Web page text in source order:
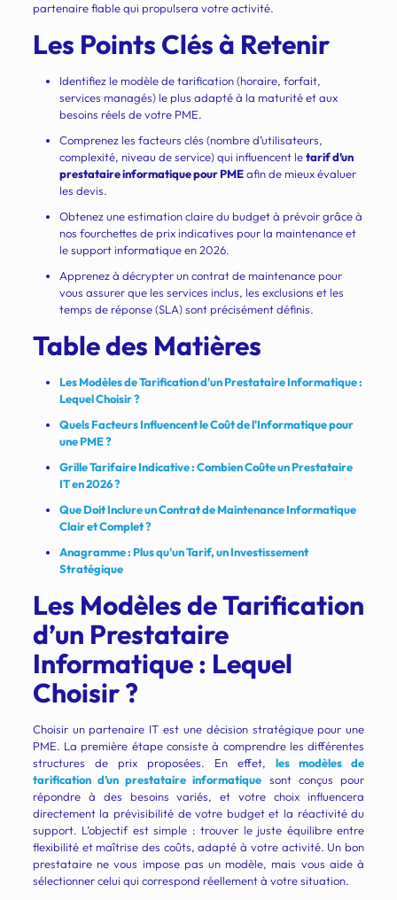
partenaire fiable qui propulsera votre activité.
Les Points Clés à Retenir
Identifiez le modèle de tarification (horaire, forfait,
services managés) le plus adapté à la maturité et aux
besoins réels de votre PME.
Comprenez les facteurs clés (nombre d’utilisateurs,
complexité, niveau de service) qui influencent letarif d’un
prestataire informatique pour PMEafin de mieux évaluer
les devis.
Obtenez une estimation claire du budget à prévoir grâce à
nos fourchettes de prix indicatives pour la maintenance et
le support informatique en 2026.
Apprenez à décrypter un contrat de maintenance pour
vous assurer que les services inclus, les exclusions et les
temps de réponse (SLA) sont précisément définis.
Table des Matières
Les Modèles de Tarification d'un Prestataire Informatique :
Lequel Choisir ?
Quels Facteurs Influencent le Coût de l'Informatique pour
une PME ?
Grille Tarifaire Indicative : Combien Coûte un Prestataire
IT en 2026 ?
Que Doit Inclure un Contrat de Maintenance Informatique
Clair et Complet ?
Anagramme : Plus qu'un Tarif, un Investissement
Stratégique
Les Modèles de Tarification
d’un Prestataire
Informatique : Lequel
Choisir ?
Choisir un partenaire IT est une décision stratégique pour une
PME. La première étape consiste à comprendre les différentes
structures de prix proposées. En effet,les modèles de
tarification d’un prestataire informatique sont conçus pour
répondre à des besoins variés, et votre choix influencera
directement la prévisibilité de votre budget et la réactivité du
support. L’objectif est simple : trouver le juste équilibre entre
flexibilité et maîtrise des coûts, adapté à votre activité. Un bon
prestataire ne vous impose pas un modèle, mais vous aide à
sélectionner celui qui correspond réellement à votre situation.